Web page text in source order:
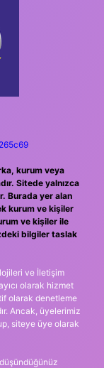
kurum veya
Sitede yalnızca
Burada yer alan
kurum ve kişiler
ve kişiler ile
bilgiler taslak
ve İletişim
olarak hizmet
olarak denetleme
Ancak, üyelerimiz
siteye üye olarak